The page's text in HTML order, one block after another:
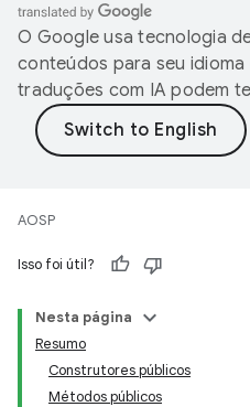
O Google usa tecnologia
conteúdos para seu
traduções com IA podem
AOSP
Isso foi útil?
Nesta página
Resumo
Construtores públicos
Métodos públicos